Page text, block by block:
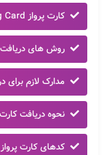
کارت پرواز Boarding Card چیست؟
روش های دریافت
مدارک لازم برای
نحوه دریافت کارت
کدهای کارت پرواز